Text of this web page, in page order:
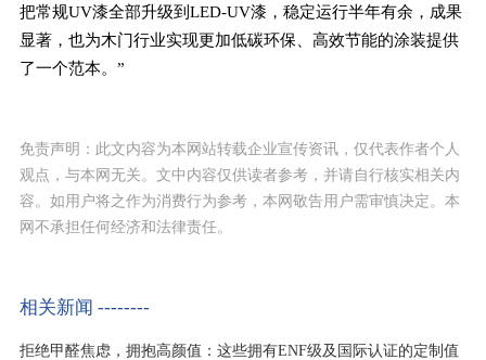
把常规UV漆全部升级到LED-UV漆，稳定运行半年有余，成果
显著，也为木门行业实现更加低碳环保、高效节能的涂装提供
了一个范本。”
免责声明：此文内容为本网站转载企业宣传资讯，仅代表作者个人
观点，与本网无关。文中内容仅供读者参考，并请自行核实相关内
容。如用户将之作为消费行为参考，本网敬告用户需审慎决定。本
网不承担任何经济和法律责任。
相关新闻 --------
拒绝甲醛焦虑，拥抱高颜值：这些拥有ENF级及国际认证的定制值